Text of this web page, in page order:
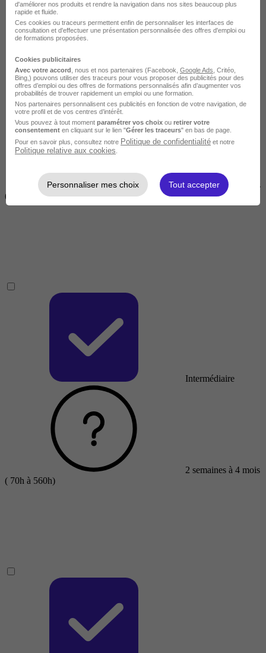
Courte
2 jours à 2 semaines
(14h à 70h)
Intermédiaire
2 semaines à 4 mois
( 70h à 560h)
d'améliorer nos produits et rendre la navigation dans nos sites beaucoup plus
rapide et fluide.
Ces cookies ou traceurs permettent enfin de personnaliser les interfaces de
consultation et d'effectuer une présentation personnalisée des offres d'emploi ou
de formations proposées.
Cookies publicitaires
Avec votre accord , nous et nos partenaires (Facebook, Google Ads , Critéo,
Bing,) pouvons utiliser des traceurs pour vous proposer des publicités pour des
offres d’emploi ou des offres de formations personnalisés afin d’augmenter vos
probabilités de trouver rapidement un emploi ou une formation.
Nos partenaires personnalisent ces publicités en fonction de votre navigation, de
votre profil et de vos centres d’intérêt.
Vous pouvez à tout moment paramétrer vos choix ou retirer votre
consentement en cliquant sur le lien "Gérer les traceurs" en bas de page.
Pour en savoir plus, consultez notre Politique de confidentialité et notre
Politique relative aux cookies
Personnaliser mes choix Tout accepter